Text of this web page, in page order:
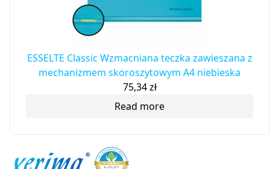
ESSELTE Classic Wzmacniana teczka zawieszana z
mechanizmem skoroszytowym A4 niebieska
75,34zł
Read more